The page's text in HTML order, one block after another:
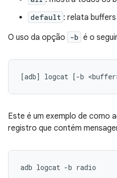
default : relata buffers
O uso da opção
-b é o
Este é um exemplo de como
registro que contém